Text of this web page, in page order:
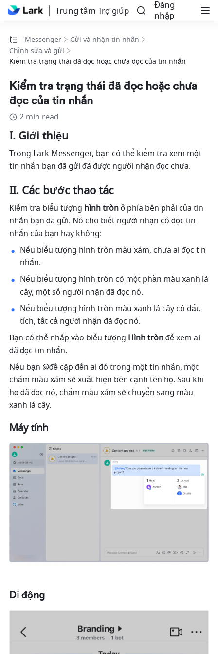
Trung tâm Trợ giúp
Đăng
nhập
Messenger
Gửi và nhận tin nhắn
Chỉnh sửa và gửi
Kiểm tra trạng thái đã đọc hoặc chưa đọc của tin nhắn
Kiểm tra trạng thái đã đọc hoặc chưa
đọc của tin nhắn
2 min read
I. Giới thiệu
Trong Lark Messenger, bạn có thể kiểm tra xem một
tin nhắn bạn đã gửi đã được người nhận đọc chưa.
II. Các bước thao tác
Kiểm tra biểu tượng hình tròn ở phía bên phải của tin
nhắn bạn đã gửi. Nó cho biết người nhận có đọc tin
nhắn của bạn hay không:
Nếu biểu tượng hình tròn màu xám, chưa ai đọc tin
nhắn.
Nếu biểu tượng hình tròn có một phần màu xanh lá
cây, một số người nhận đã đọc nó.
Nếu biểu tượng hình tròn màu xanh lá cây có dấu
tích, tất cả người nhận đã đọc nó.
Bạn có thể nhấp vào biểu tượng Hình tròn để xem ai
đã đọc tin nhắn.
Nếu bạn @đề cập đến ai đó trong một tin nhắn, một
chấm màu xám sẽ xuất hiện bên cạnh tên họ. Sau khi
họ đã đọc nó, chấm màu xám sẽ chuyển sang màu
xanh lá cây.
Máy tính
Di động